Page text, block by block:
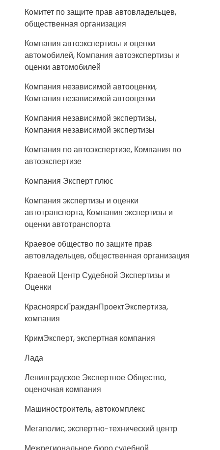
Комитет по защите прав автовладельцев,
общественная организация
Компания автоэкспертизы и оценки
автомобилей, Компания автоэкспертизы и
оценки автомобилей
Компания независимой автооценки,
Компания независимой автооценки
Компания независимой экспертизы,
Компания независимой экспертизы
Компания по автоэкспертизе, Компания по
автоэкспертизе
Компания Эксперт плюс
Компания экспертизы и оценки
автотранспорта, Компания экспертизы и
оценки автотранспорта
Краевое общество по защите прав
автовладельцев, общественная организация
Краевой Центр Судебной Экспертизы и
Оценки
КрасноярскГражданПроектЭкспертиза,
компания
КримЭксперт, экспертная компания
Лада
Ленинградское Экспертное Общество,
оценочная компания
Машиностроитель, автокомплекс
Мегаполис, экспертно-технический центр